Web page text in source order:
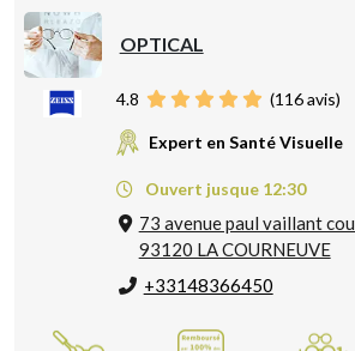
OPTICAL
4.8 (116avis)
Expert en Santé Visuelle
Ouvert jusque 12:30
73 avenue paul vaillant
93120 LA COURNEUVE
+33148366450